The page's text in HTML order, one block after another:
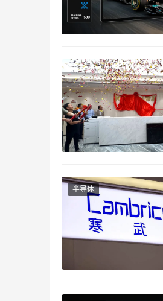
Red Hat 收购 Up
Emulex 收购Trebia
Connected收购
Ciena完成对Akara
Adaptec收购
半导体